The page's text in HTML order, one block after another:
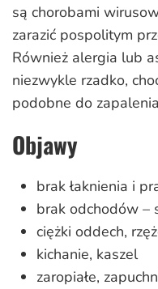
są chorobami
zarazić pospolitym
Również alergia lub
niezwykle rzadko,
podobne do
Objawy
brak łaknienia i
brak odchodów –
ciężki oddech,
kichanie, kaszel
zaropiałe,